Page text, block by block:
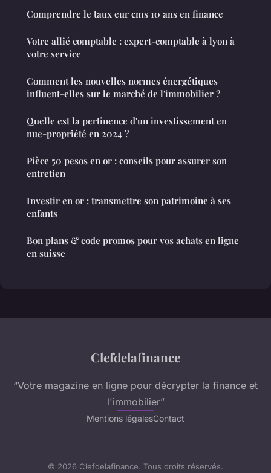
Comprendre le taux eur cms 10 ans en finance
Votre allié comptable : expert-comptable à lyon à
votre service
Comment les nouvelles normes énergétiques
influent-elles sur le marché de l'immobilier ?
Quelle est la pertinence d'un investissement en
nue-propriété en 2024 ?
Pièce 50 pesos en or : conseils pour assurer son
entretien
Investir en or : transmettre son patrimoine à ses
enfants
Bon plans & code promos pour vos achats en ligne
en suisse
Clefdelafinance
“Votre magazine en ligne pour décrypter la finance et
l'immobilier”
Mentions légalesContact
© 2026 Clefdelafinance. Tous droits réservés.